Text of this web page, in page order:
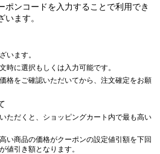
ポンコードを入力することで利用でき
ます。
います。
時に選択もしくは入力可能です。
格をご確認いただいてから、注文確定をお願
ただくと、ショッピングカート内で最も高い
い商品の価格がクーポンの設定値引額を下回
値引き額となります。